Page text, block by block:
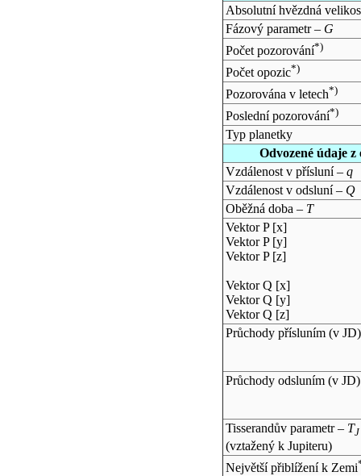
Absolutní hvězdná
Fázový parametr – G
Počet pozorování*)
Počet opozic*)
Pozorována v letech*)
Poslední pozorování*)
Typ planetky
Odvozené údaje
Vzdálenost v přísluní – q
Vzdálenost v odsluní – Q
Oběžná doba – T
Vektor P [x]
Vektor P [y]
Vektor P [z]
Vektor Q [x]
Vektor Q [y]
Vektor Q [z]
Průchody přísluním (v JD)
Průchody odsluním (v JD)
Tisserandův parametr – TJ
(vztažený k Jupiteru)
Největší přiblížení k Zemi